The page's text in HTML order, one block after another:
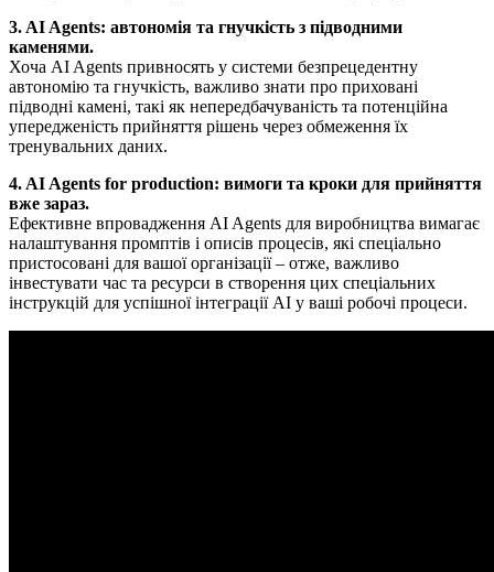
3. AI Agents: автономія та гнучкість з підводними
каменями.
Хоча AI Agents привносять у системи безпрецедентну
автономію та гнучкість, важливо знати про приховані
підводні камені, такі як непередбачуваність та потенційна
упередженість прийняття рішень через обмеження їх
тренувальних даних.
4. AI Agents for production: вимоги та кроки для прийняття
вже зараз.
Ефективне впровадження AI Agents для виробництва вимагає
налаштування промптів і описів процесів, які спеціально
пристосовані для вашої організації – отже, важливо
інвестувати час та ресурси в створення цих спеціальних
інструкцій для успішної інтеграції AI у ваші робочі процеси.